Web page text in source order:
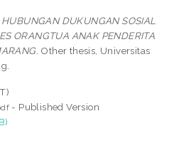
HUBUNGAN DUKUNGAN SOSIAL
ORANGTUA ANAK PENDERITA
Other thesis, Universitas
- Published Version